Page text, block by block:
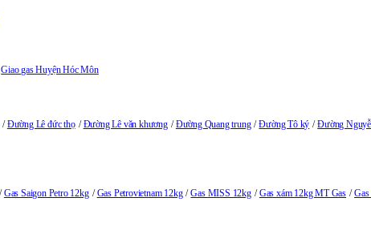
Giao gas Huyện Hóc Môn
Đường Lê đức thọ Đường Lê văn khương Đường Quang trung Đường Tô ký Đường
Gas Saigon Petro 12kg Gas Petrovietnam 12kg Gas MISS 12kg Gas xám 12kg MT Gas